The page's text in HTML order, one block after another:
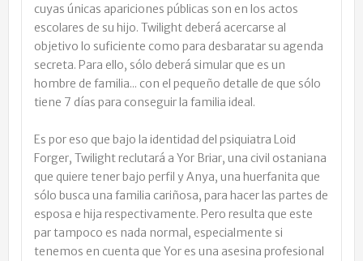
cuyas únicas apariciones públicas son en los actos
escolares de su hijo. Twilight deberá acercarse al
objetivo lo suficiente como para desbaratar su agenda
secreta. Para ello, sólo deberá simular que es un
hombre de familia... con el pequeño detalle de que sólo
tiene 7 días para conseguir la familia ideal.
Es por eso que bajo la identidad del psiquiatra Loid
Forger, Twilight reclutará a Yor Briar, una civil ostaniana
que quiere tener bajo perfil y Anya, una huerfanita que
sólo busca una familia cariñosa, para hacer las partes de
esposa e hija respectivamente. Pero resulta que este
par tampoco es nada normal, especialmente si
tenemos en cuenta que Yor es una asesina profesional